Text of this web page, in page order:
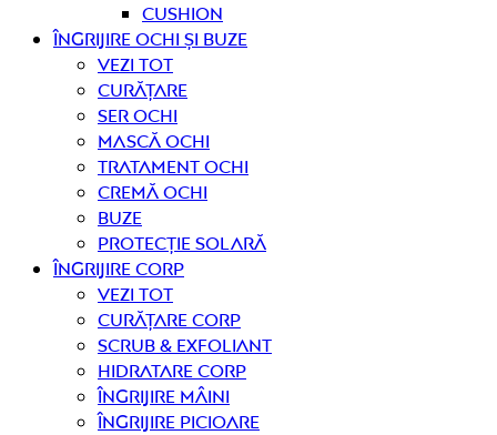
Cushion
Îngrijire OCHI ȘI BUZE
Vezi tot
curățare
Ser ochi
Mască ochi
Tratament ochi
Cremă ochi
Buze
Protecție solară
Îngrijire CORP
Vezi tot
curățare corp
Scrub & exfoliant
Hidratare corp
Îngrijire mâini
Îngrijire picioare